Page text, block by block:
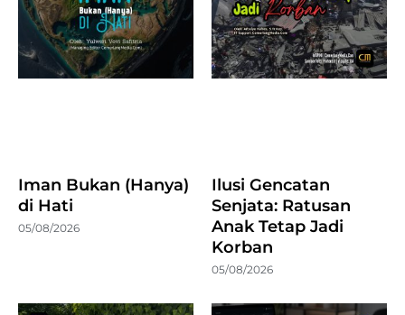
Iman Bukan (Hanya)
di Hati
05/08/2026
Ilusi Gencatan
Senjata: Ratusan
Anak Tetap Jadi
Korban
05/08/2026